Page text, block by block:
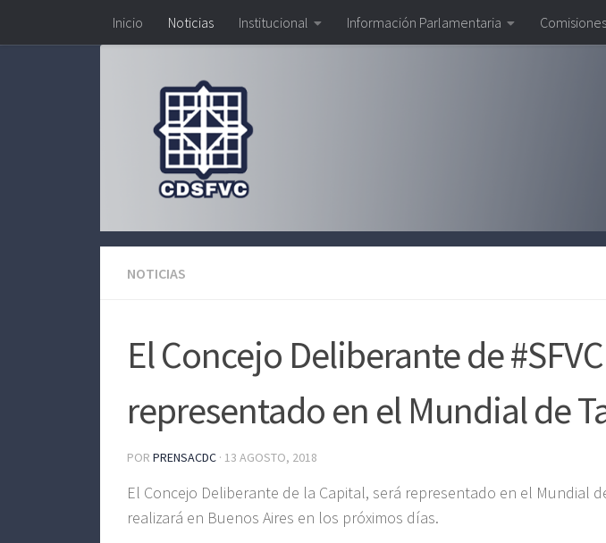
Saltar al contenido
Inicio Noticias Institucional Información Parlamentaria Comisiones
NOTICIAS
El Concejo Deliberante de
representado en el Mundial de
POR PRENSACDC · 13 AGOSTO, 2018
El Concejo Deliberante de la Capital, será representado en el Mundial
realizará en Buenos Aires en los próximos días.